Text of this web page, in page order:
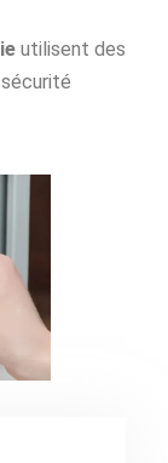
utilisent des